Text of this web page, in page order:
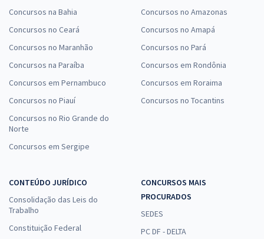
Concursos na Bahia
Concursos no Ceará
Concursos no Maranhão
Concursos na Paraíba
Concursos em Pernambuco
Concursos no Piauí
Concursos no Rio Grande do
Norte
Concursos em Sergipe
Concursos no Amazonas
Concursos no Amapá
Concursos no Pará
Concursos em Rondônia
Concursos em Roraima
Concursos no Tocantins
CONTEÚDO JURÍDICO
Consolidação das Leis do
Trabalho
Constituição Federal
CONCURSOS MAIS
PROCURADOS
SEDES
PC DF - DELTA